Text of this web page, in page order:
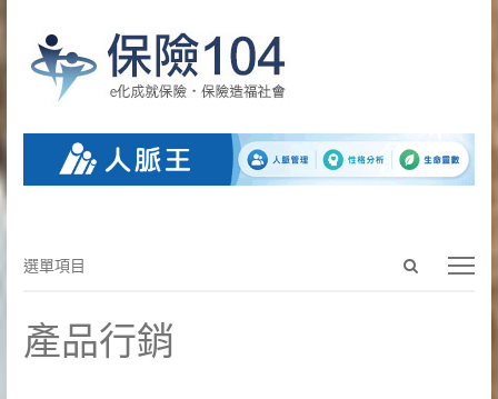
Open
search
選
目
選單項目
產品行銷